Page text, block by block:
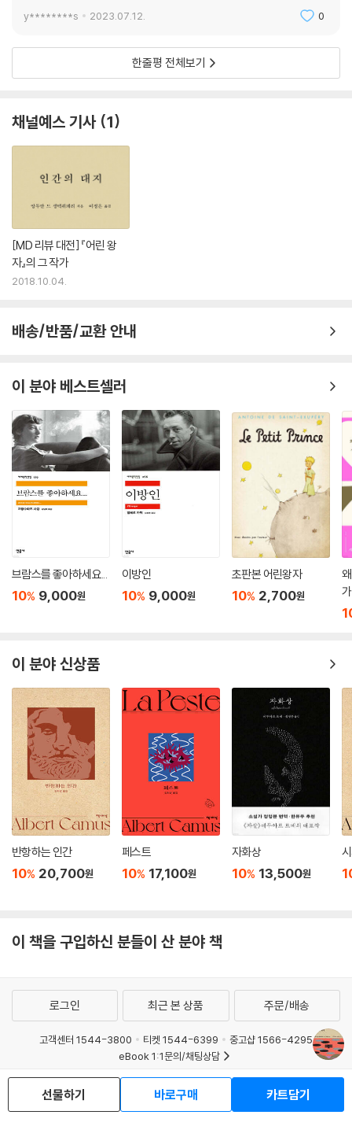
y********s 2023.07.12. 0
한줄평 전체보기
채널예스 기사 1
[MD 리뷰 대전] 『어린 왕
자』의 그 작가
2018.10.04.
배송/반품/교환 안내
이 분야 베스트셀러
브람스를 좋아하세요...
10% 9,000원
이방인
10% 9,000원
초판본 어린왕자
10% 2,700원
가
이 분야 신상품
반항하는 인간
10% 20,700원
페스트
10% 17,100원
자화상
10% 13,500원
이 책을 구입하신 분들이 산 분야 책
선물하기 바로구매 카트담기
로그인 최근 본 상품 주문/배송
고객센터 1544-3800 티켓 1544-6399
중고샵 1566-4295
eBook 1:1문의/채팅상담
예스이십사(주) 사업자 정보
이용약관
개인정보처리방침
청소년보호정책